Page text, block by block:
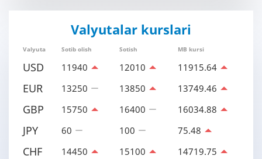
Valyutalar kurslari
Valyuta Sotib olish Sotish MB kursi
USD 11940 12010 11915.64
EUR 13250 13850 13749.46
GBP 15750 16400 16034.88
JPY 60 100 75.48
CHF 14450 15100 14719.75